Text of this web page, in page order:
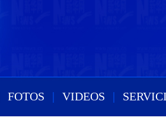
FOTOS | VIDEOS |